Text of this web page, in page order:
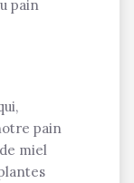
pain
pain
miel